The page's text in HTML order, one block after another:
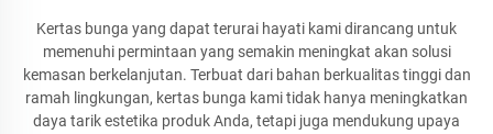
Kertas bunga yang dapat terurai hayati kami dirancang untuk
memenuhi permintaan yang semakin meningkat akan solusi
kemasan berkelanjutan. Terbuat dari bahan berkualitas tinggi dan
ramah lingkungan, kertas bunga kami tidak hanya meningkatkan
daya tarik estetika produk Anda, tetapi juga mendukung upaya